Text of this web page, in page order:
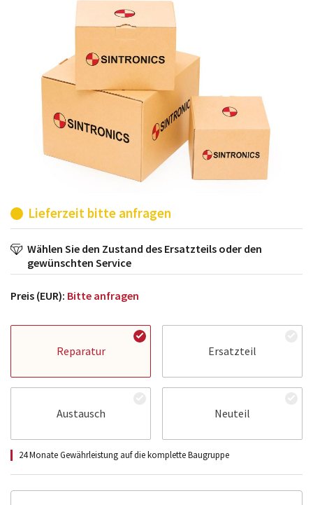
möglich. SINTRONICS ist dann ihr Partner, der
entweder die alten Baugruppen technisch hochwertig
repariert oder ihnen die abgekündigten Baugruppen
aus dem eigenen Lager ersetzt.
Lieferzeit bitte anfragen
Wählen Sie den Zustand des Ersatzteils oder den
gewünschten Service
Preis (EUR): Bitte anfragen
Reparatur Ersatzteil
Austausch Neuteil
24 Monate Gewährleistung auf die komplette Baugruppe